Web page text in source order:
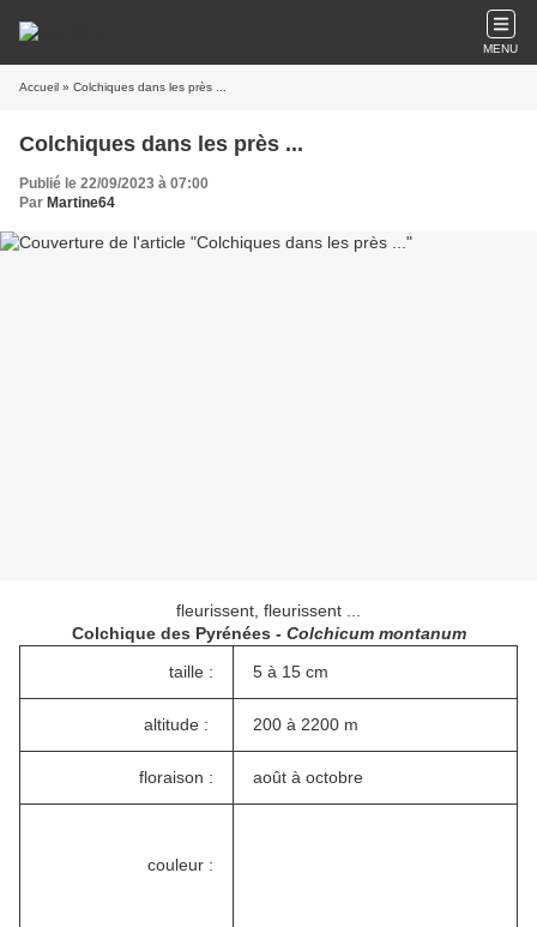
MENU
Accueil » Colchiques dans les près ...
Colchiques dans les près ...
Publié le 22/09/2023 à 07:00
Par Martine64
fleurissent, fleurissent ...
Colchique des Pyrénées - Colchicum montanum
taille :
5 à 15 cm
altitude : 200 à 2200 m
floraison : août à octobre
couleur :